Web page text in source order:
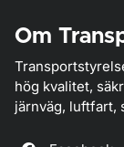
Om
hög kvalitet,
järnväg, luftfart,